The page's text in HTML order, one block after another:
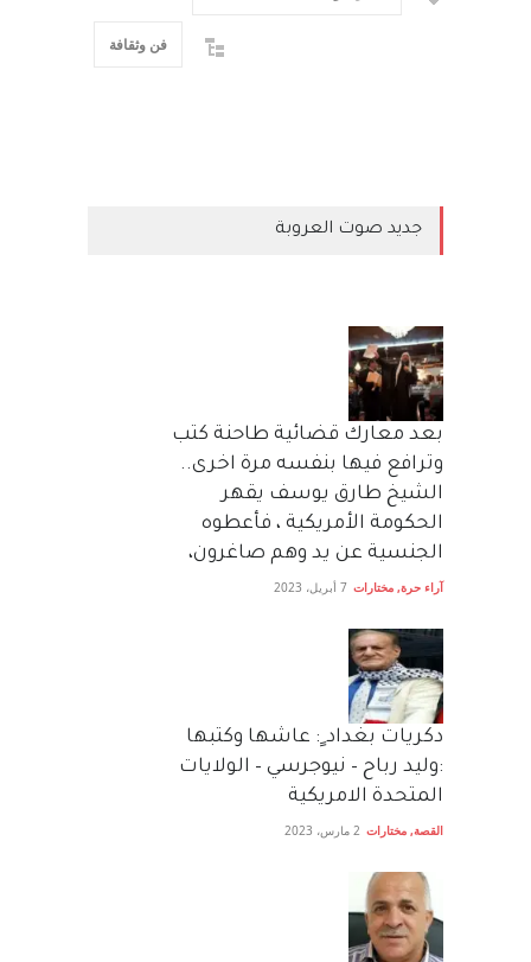
فن وثقافة
جديد صوت العروبة
بعد معارك قضائية طاحنة كتب
وترافع فيها بنفسه مرة اخرى..
الشيخ طارق يوسف يقهر
الحكومة الأمريكية ، فأعطوه
الجنسية عن يد وهم صاغرون،
آراء حرة, مختارات 7 أبريل، 2023
دكريات بغداد ٍ: عاشها وكتبها
:وليد رباح – نيوجرسي – الولايات
المتحدة الامريكية
القصة, مختارات 2 مارس، 2023